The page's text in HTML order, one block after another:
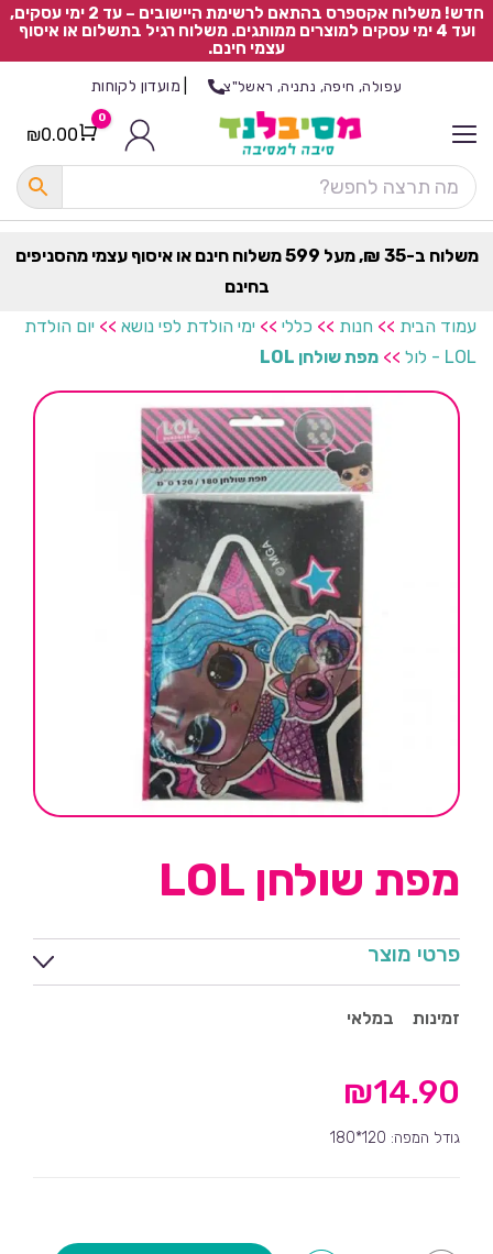
חדש! משלוח אקספרס בהתאם לרשימת היישובים – עד 2 ימי עסקים,
ועד 4 ימי עסקים למוצרים ממותגים. משלוח רגיל בתשלום או איסוף
עצמי חינם.
עפולה, חיפה, נתניה, ראשל"צ מועדון לקוחות
Cart
0
₪0.00
משלוח ב-35 ₪, מעל 599 משלוח חינם או איסוף עצמי מהסניפים
בחינם
עמוד הבית >> חנות >> כללי >> ימי הולדת לפי נושא >> יום הולדת
LOL - לול
>> מפת שולחן LOL
מפת שולחן LOL
פרטי מוצר
זמינות במלאי
₪14.90
גודל המפה: 120*180